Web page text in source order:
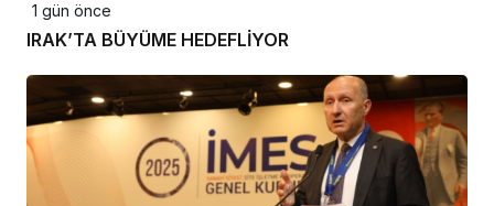
1 gün önce
IRAK’TA BÜYÜME HEDEFLİYOR